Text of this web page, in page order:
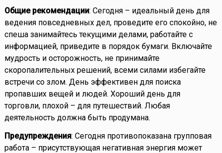
Общие рекомендации: Сегодня – идеальный день для
ведения повседневных дел, проведите его спокойно, не
спеша занимайтесь текущими делами, работайте с
информацией, приведите в порядок бумаги. Включайте
мудрость и осторожность, не принимайте
скоропалительных решений, всеми силами избегайте
встречи со злом. День эффективен для поиска
пропавших вещей и людей. Хороший день для
торговли, плохой – для путешествий. Любая
деятельность должна быть продумана.
Предупреждения: Сегодня противопоказана групповая
работа – присутствующая негативная энергия может